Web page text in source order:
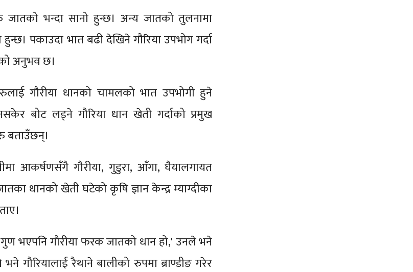
जातको भन्दा सानो हुन्छ। अन्य जातको तुलनामा
पकाउदा भात बढी देखिने गौरिया उपभोग गर्दा
अनुभव छ।
गौरीया धानको चामलको भात उपभोगी हुने
बोट लड्ने गौरिया धान खेती गर्दाको प्रमुख
बताउँछन्।
आकर्षणसँगै गौरीया, गुडुरा, आँगा, घैयालगायत
धानको खेती घटेको कृषि ज्ञान केन्द्र म्याग्दीका
भएपनि गौरीया फरक जातको धान हो,' उनले भने
गौरियालाई रैथाने बालीको रुपमा ब्राण्डीङ गरेर